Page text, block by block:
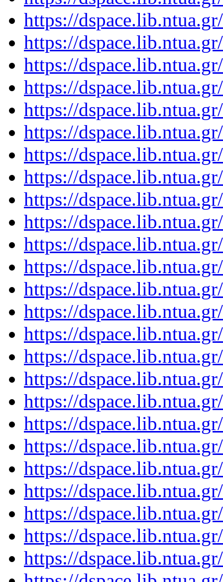
https://
https://
https://
https://
https://
https://
https://
https://
https://
https://
https://
https://
https://
https://
https://
https://
https://
https://
https://
https://
https://
https://
https://
https://
https://